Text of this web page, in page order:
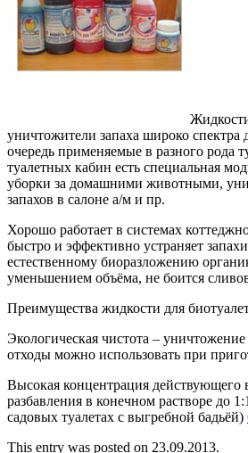
уничтожители запаха широко спектра
очередь применяемые в разного рода
туалетных кабин есть специальная
уборки за домашними животными,
запахов в салоне а/м и пр.
Хорошо работает в системах
быстро и эффективно устраняет
естественному биоразложению
уменьшением объёма, не боится
Преимущества жидкости для
Экологическая чистота –
отходы можно использовать при
Высокая концентрация действующего
разбавления в конечном растворе до
садовых туалетах с выгребной бадьёй)
This entry was posted on 23.09.2013.